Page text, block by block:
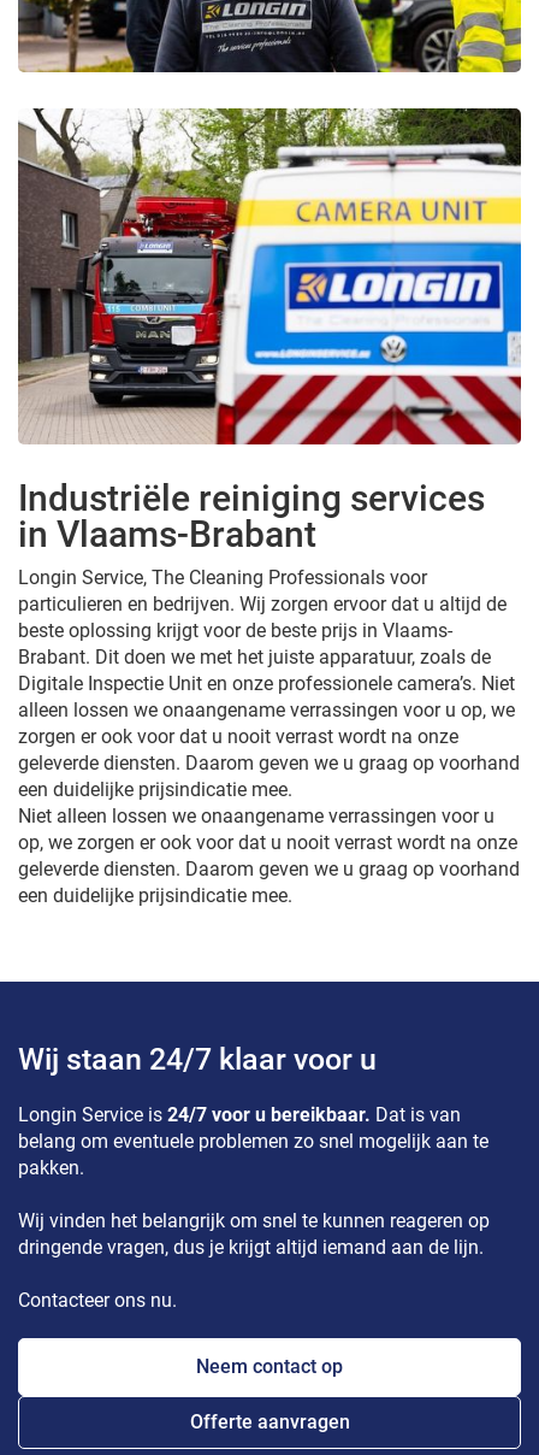
Industriële reiniging services
in Vlaams-Brabant
Longin Service, The Cleaning Professionals voor
particulieren en bedrijven. Wij zorgen ervoor dat u altijd de
beste oplossing krijgt voor de beste prijs in Vlaams-
Brabant. Dit doen we met het juiste apparatuur, zoals de
Digitale Inspectie Unit en onze professionele camera’s. Niet
alleen lossen we onaangename verrassingen voor u op, we
zorgen er ook voor dat u nooit verrast wordt na onze
geleverde diensten. Daarom geven we u graag op voorhand
een duidelijke prijsindicatie mee.
Niet alleen lossen we onaangename verrassingen voor u
op, we zorgen er ook voor dat u nooit verrast wordt na onze
geleverde diensten. Daarom geven we u graag op voorhand
een duidelijke prijsindicatie mee.
Wij staan 24/7 klaar voor u
Longin Service is 24/7 voor u bereikbaar. Dat is van
belang om eventuele problemen zo snel mogelijk aan te
pakken.
Wij vinden het belangrijk om snel te kunnen reageren op
dringende vragen, dus je krijgt altijd iemand aan de lijn.
Contacteer ons nu.
Neem contact op
Offerte aanvragen